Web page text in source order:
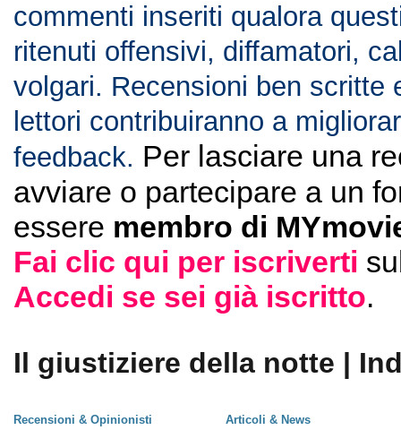
commenti inseriti qualora
ritenuti offensivi, diffamatori,
volgari. Recensioni ben scritte
lettori contribuiranno a
feedback. Per lasciare una
avviare o partecipare a un
essere membro di
Fai clic qui per iscriverti
Accedi se sei già iscritto.
Il giustiziere della notte |
Recensioni & Opinionisti
Articoli & News